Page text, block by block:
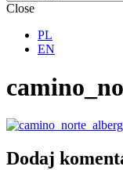
Close
PL
EN
Dodaj